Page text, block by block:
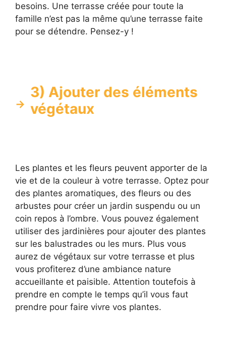
besoins. Une terrasse créée pour toute la
famille n’est pas la même qu’une terrasse faite
pour se détendre. Pensez-y !
3) Ajouter des éléments
végétaux
Les plantes et les fleurs peuvent apporter de la
vie et de la couleur à votre terrasse. Optez pour
des plantes aromatiques, des fleurs ou des
arbustes pour créer un jardin suspendu ou un
coin repos à l’ombre. Vous pouvez également
utiliser des jardinières pour ajouter des plantes
sur les balustrades ou les murs. Plus vous
aurez de végétaux sur votre terrasse et plus
vous profiterez d’une ambiance nature
accueillante et paisible. Attention toutefois à
prendre en compte le temps qu’il vous faut
prendre pour faire vivre vos plantes.